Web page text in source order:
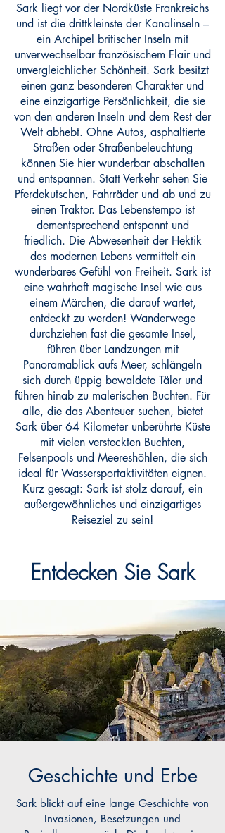
Sark liegt vor der Nordküste Frankreichs
und ist die drittkleinste der Kanalinseln –
ein Archipel britischer Inseln mit
unverwechselbar französischem Flair und
unvergleichlicher Schönheit. Sark besitzt
einen ganz besonderen Charakter und
eine einzigartige Persönlichkeit, die sie
von den anderen Inseln und dem Rest der
Welt abhebt. Ohne Autos, asphaltierte
Straßen oder Straßenbeleuchtung
können Sie hier wunderbar abschalten
und entspannen. Statt Verkehr sehen Sie
Pferdekutschen, Fahrräder und ab und zu
einen Traktor. Das Lebenstempo ist
dementsprechend entspannt und
friedlich. Die Abwesenheit der Hektik
des modernen Lebens vermittelt ein
wunderbares Gefühl von Freiheit. Sark ist
eine wahrhaft magische Insel wie aus
einem Märchen, die darauf wartet,
entdeckt zu werden! Wanderwege
durchziehen fast die gesamte Insel,
führen über Landzungen mit
Panoramablick aufs Meer, schlängeln
sich durch üppig bewaldete Täler und
führen hinab zu malerischen Buchten. Für
alle, die das Abenteuer suchen, bietet
Sark über 64 Kilometer unberührte Küste
mit vielen versteckten Buchten,
Felsenpools und Meereshöhlen, die sich
ideal für Wassersportaktivitäten eignen.
Kurz gesagt: Sark ist stolz darauf, ein
außergewöhnliches und einzigartiges
Reiseziel zu sein!
Entdecken Sie Sark
Geschichte und Erbe
Sark blickt auf eine lange Geschichte von
Invasionen, Besetzungen und